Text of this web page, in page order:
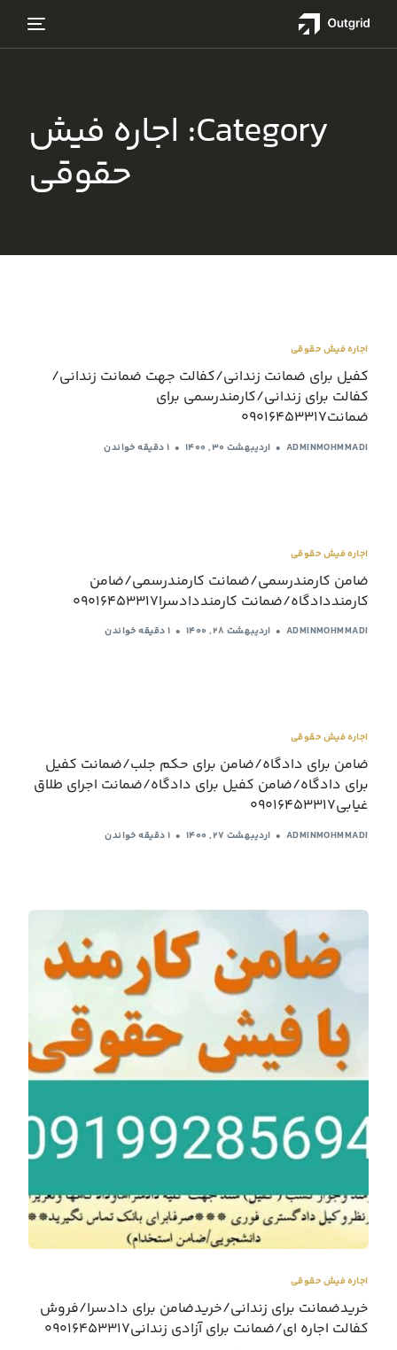
Category: اجاره فیش
حقوقی
اجاره فیش حقوقی
کفیل برای ضمانت زندانی/کفالت جهت ضمانت زندانی/
کفالت برای زندانی/کارمندرسمی برای
ضمانت09016453317
ADMINMOHMMADI اردیبهشت ۳۰, ۱۴۰۰ 1 دقیقه خواندن
اجاره فیش حقوقی
ضامن کارمندرسمی/ضمانت کارمندرسمی/ضامن
کارمنددادگاه/ضمانت کارمنددادسرا09016453317
ADMINMOHMMADI اردیبهشت ۲۸, ۱۴۰۰ 1 دقیقه خواندن
اجاره فیش حقوقی
ضامن برای دادگاه/ضامن برای حکم جلب/ضمانت کفیل
برای دادگاه/ضامن کفیل برای دادگاه/ضمانت اجرای طلاق
غیابی09016453317
ADMINMOHMMADI اردیبهشت ۲۷, ۱۴۰۰ 1 دقیقه خواندن
اجاره فیش حقوقی
خریدضمانت برای زندانی/خریدضامن برای دادسرا/فروش
کفالت اجاره ای/ضمانت برای آزادی زندانی09016453317